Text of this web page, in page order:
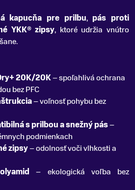
kapucňa pre prilbu, pás proti
YKK® zipsy, ktoré udržia vnútro
20K/20K– spoľahlivá ochrana
bez PFC
– voľnosť pohybu bez
s prilbou a snežný pás–
podmienkach
zipsy– odolnosť voči vlhkosti a
– ekologická voľba bez